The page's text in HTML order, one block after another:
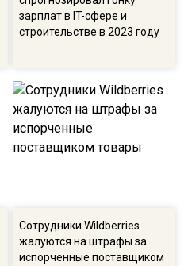
зарплат в IT-сфере и
строительстве в 2023 году
Сотрудники Wildberries
жалуются на штрафы за
испорченные поставщиком